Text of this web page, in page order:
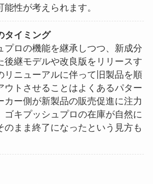
能性が考えられます。
タイミング
プロの機能を継承しつつ、新成分
後継モデルや改良版をリリースす
リニューアルに伴って旧製品を順
ウトさせることはよくあるパター
カー側が新製品の販売促進に注力
ゴキプッシュプロの在庫が自然に
のまま終了になったという見方も